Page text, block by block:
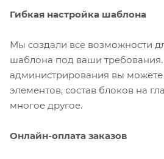
Гибкая настройка шаблона
Мы создали все возможности
шаблона под ваши
администрирования вы можете
элементов, состав блоков на
многое другое.
Онлайн-оплата заказов